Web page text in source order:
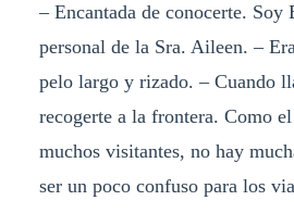
– Encantada de conocerte. Soy
personal de la Sra. Aileen. –
pelo largo y rizado. – Cuando
recogerte a la frontera. Como
muchos visitantes, no hay
ser un poco confuso para los